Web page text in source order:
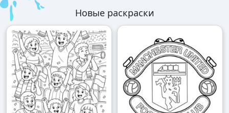
Новые раскраски